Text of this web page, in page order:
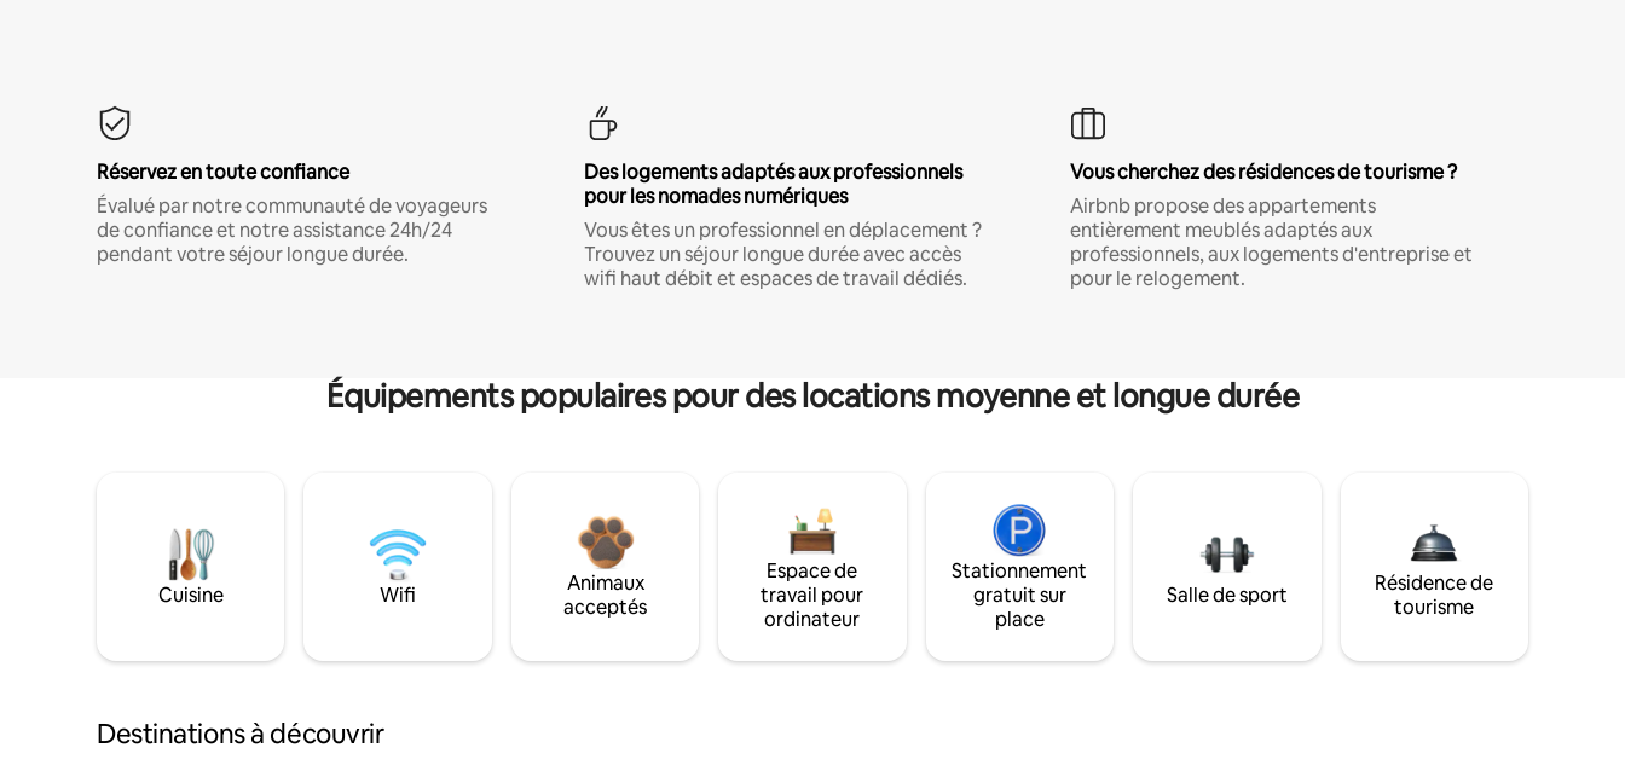
Réservez en toute confiance
Évalué par notre communauté de voyageurs
de confiance et notre assistance 24h/24
pendant votre séjour longue durée.
Des logements adaptés aux professionnels
pour les nomades numériques
Vous êtes un professionnel en déplacement ?
Trouvez un séjour longue durée avec accès
wifi haut débit et espaces de travail dédiés.
Vous cherchez des résidences de tourisme ?
Airbnb propose des appartements
entièrement meublés adaptés aux
professionnels, aux logements d'entreprise et
pour le relogement.
Équipements populaires pour des locations moyenne et longue durée
Cuisine Wifi
Animaux
acceptés
Espace de
travail pour
ordinateur
Stationnement
gratuit sur
place
Salle de sport
Résidence de
tourisme
Destinations à découvrir